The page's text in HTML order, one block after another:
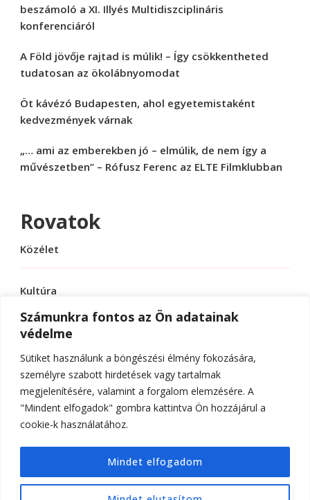
Számunkra fontos az Ön adatainak
védelme
Sütiket használunk a böngészési élmény fokozására,
személyre szabott hirdetések vagy tartalmak
megjelenítésére, valamint a forgalom elemzésére. A
"Mindent elfogadok" gombra kattintva Ön hozzájárul a
cookie-k használatához.
Mindet elfogadom
beszámoló a XI. Illyés Multidiszciplináris
konferenciáról
A Föld jövője rajtad is múlik! – Így csökkentheted
tudatosan az ökolábnyomodat
Öt kávézó Budapesten, ahol egyetemistaként
kedvezmények várnak
„… ami az emberekben jó – elmúlik, de nem így a
művészetben” – Rófusz Ferenc az ELTE Filmklubban
Rovatok
Közélet
Kultúra
Sport
Tudomány
© Szerzői jog 2026ELTE Online
fenntartva.Hello Fashion | FejlesztetteBlossom
Themes.Készítette: WordPress